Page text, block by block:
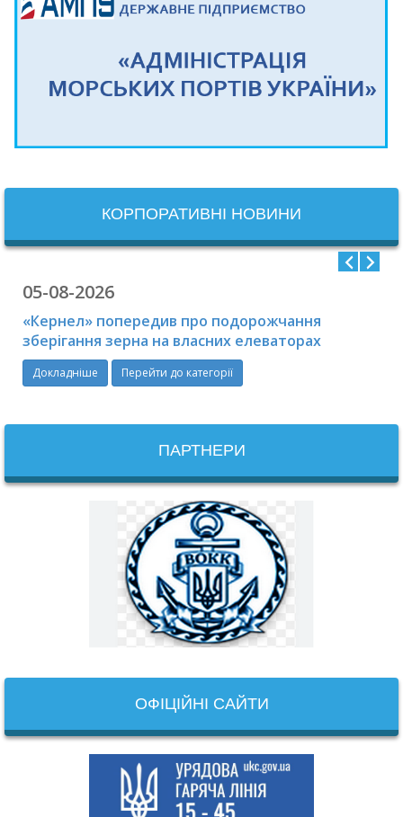
КОРПОРАТИВНІ НОВИНИ
05-08-2026
«Кернел» попередив про подорожчання
зберігання зерна на власних елеваторах
Докладніше Перейти до категорії
ПАРТНЕРИ
ОФІЦІЙНІ САЙТИ